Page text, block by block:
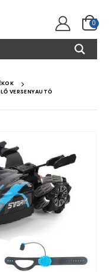
0
VERSENYAUTÓ